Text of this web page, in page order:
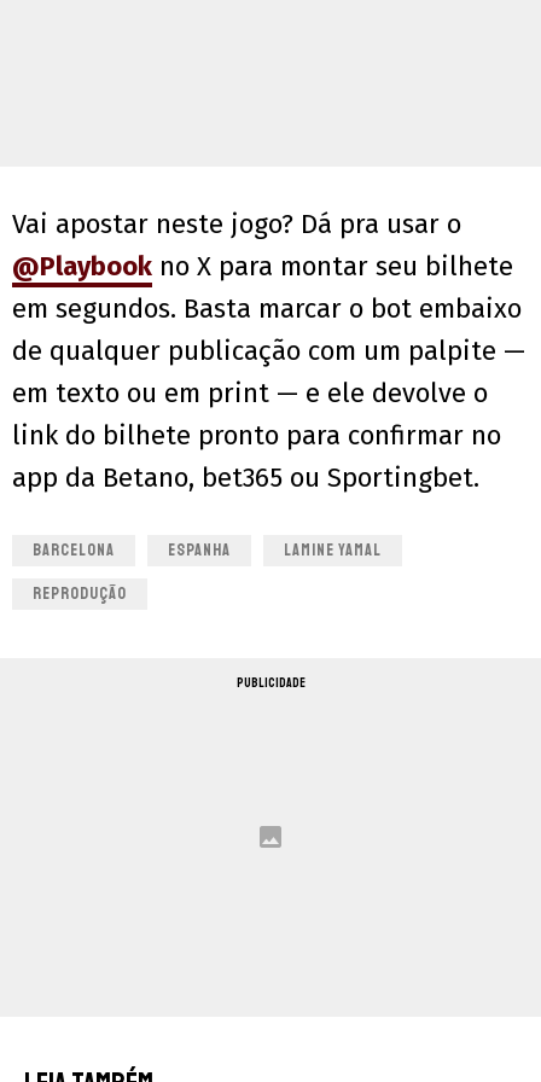
Vai apostar neste jogo? Dá pra usar o
@Playbook no X para montar seu bilhete
em segundos. Basta marcar o bot embaixo
de qualquer publicação com um palpite —
em texto ou em print — e ele devolve o
link do bilhete pronto para confirmar no
app da Betano, bet365 ou Sportingbet.
BARCELONA ESPANHA LAMINE YAMAL
REPRODUÇÃO
PUBLICIDADE